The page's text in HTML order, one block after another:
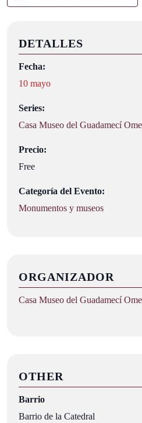
DETALLES
Fecha:
10 mayo
Series:
Casa Museo del Guadamecí
Precio:
Free
Categoría del Evento:
Monumentos y museos
ORGANIZADOR
Casa Museo del Guadamecí
OTHER
Barrio
Barrio de la Catedral